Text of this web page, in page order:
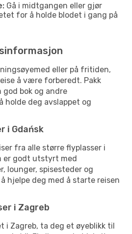
Gå i midtgangen eller gjør
for å holde blodet i gang på
eller på fritiden,
å være forberedt. Pakk
god bok og andre
holde deg avslappet og
i Gdańsk
fra alle større flyplasser i
er godt utstyrt med
lounger, spisesteder og
hjelpe deg med å starte reisen
i Zagreb
i Zagreb, ta deg et øyeblikk til